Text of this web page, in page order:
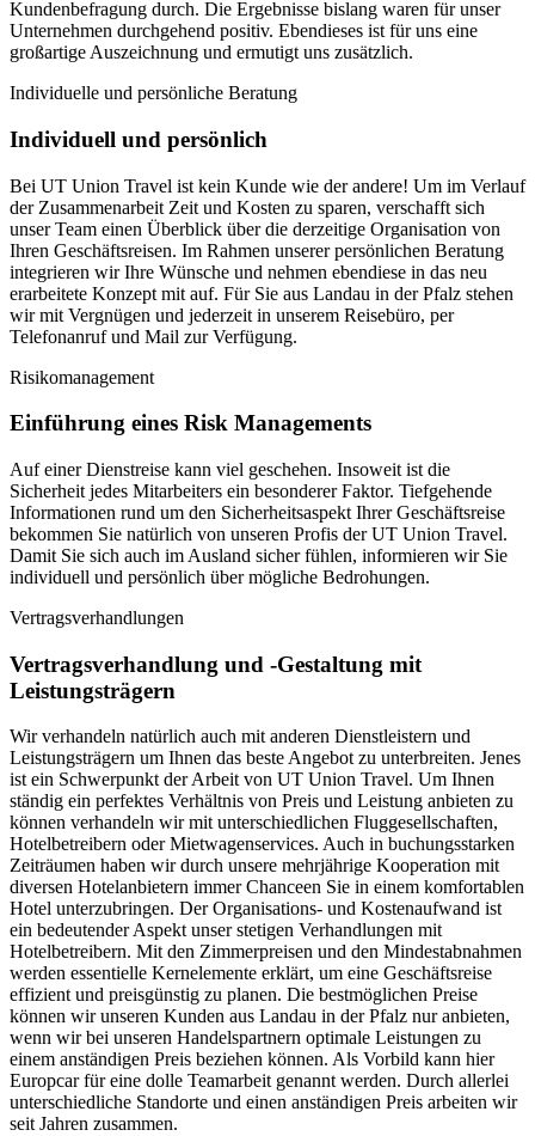
Kundenbefragung durch. Die Ergebnisse bislang waren für unser
Unternehmen durchgehend positiv. Ebendieses ist für uns eine
großartige Auszeichnung und ermutigt uns zusätzlich.
Individuelle und persönliche Beratung
Individuell und persönlich
Bei UT Union Travel ist kein Kunde wie der andere! Um im Verlauf
der Zusammenarbeit Zeit und Kosten zu sparen, verschafft sich
unser Team einen Überblick über die derzeitige Organisation von
Ihren Geschäftsreisen. Im Rahmen unserer persönlichen Beratung
integrieren wir Ihre Wünsche und nehmen ebendiese in das neu
erarbeitete Konzept mit auf. Für Sie aus Landau in der Pfalz stehen
wir mit Vergnügen und jederzeit in unserem Reisebüro, per
Telefonanruf und Mail zur Verfügung.
Risikomanagement
Einführung eines Risk Managements
Auf einer Dienstreise kann viel geschehen. Insoweit ist die
Sicherheit jedes Mitarbeiters ein besonderer Faktor. Tiefgehende
Informationen rund um den Sicherheitsaspekt Ihrer Geschäftsreise
bekommen Sie natürlich von unseren Profis der UT Union Travel.
Damit Sie sich auch im Ausland sicher fühlen, informieren wir Sie
individuell und persönlich über mögliche Bedrohungen.
Vertragsverhandlungen
Vertragsverhandlung und -Gestaltung mit
Leistungsträgern
Wir verhandeln natürlich auch mit anderen Dienstleistern und
Leistungsträgern um Ihnen das beste Angebot zu unterbreiten. Jenes
ist ein Schwerpunkt der Arbeit von UT Union Travel. Um Ihnen
ständig ein perfektes Verhältnis von Preis und Leistung anbieten zu
können verhandeln wir mit unterschiedlichen Fluggesellschaften,
Hotelbetreibern oder Mietwagenservices. Auch in buchungsstarken
Zeiträumen haben wir durch unsere mehrjährige Kooperation mit
diversen Hotelanbietern immer Chanceen Sie in einem komfortablen
Hotel unterzubringen. Der Organisations- und Kostenaufwand ist
ein bedeutender Aspekt unser stetigen Verhandlungen mit
Hotelbetreibern. Mit den Zimmerpreisen und den Mindestabnahmen
werden essentielle Kernelemente erklärt, um eine Geschäftsreise
effizient und preisgünstig zu planen. Die bestmöglichen Preise
können wir unseren Kunden aus Landau in der Pfalz nur anbieten,
wenn wir bei unseren Handelspartnern optimale Leistungen zu
einem anständigen Preis beziehen können. Als Vorbild kann hier
Europcar für eine dolle Teamarbeit genannt werden. Durch allerlei
unterschiedliche Standorte und einen anständigen Preis arbeiten wir
seit Jahren zusammen.